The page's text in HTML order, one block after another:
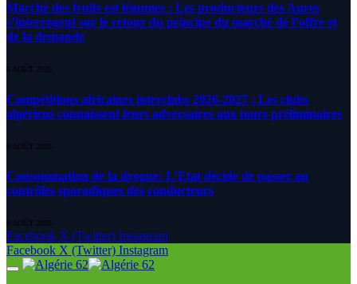
Marché des fruits est légumes : Les producteurs des Aures
s’interrogent sur le retour du principe du marché de l’offre et
de la demande
6 AOÛT 2026
Compétitions africaines interclubs 2026-2027 : Les clubs
algériens connaissent leurs adversaires aux tours préliminaires
6 AOÛT 2026
Consommation de la drogue: L’Etat décide de passer au
contrôles sporadiques des conducteurs
6 AOÛT 2026
Facebook X (Twitter) Instagram
Facebook X (Twitter) Instagram